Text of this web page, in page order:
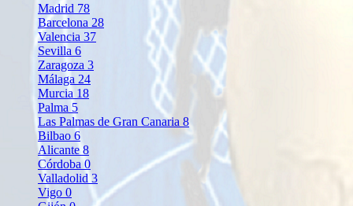
Madrid 78
Barcelona 28
Valencia 37
Sevilla 6
Zaragoza 3
Málaga 24
Murcia 18
Palma 5
Las Palmas de Gran Canaria 8
Bilbao 6
Alicante 8
Córdoba 0
Valladolid 3
Vigo 0